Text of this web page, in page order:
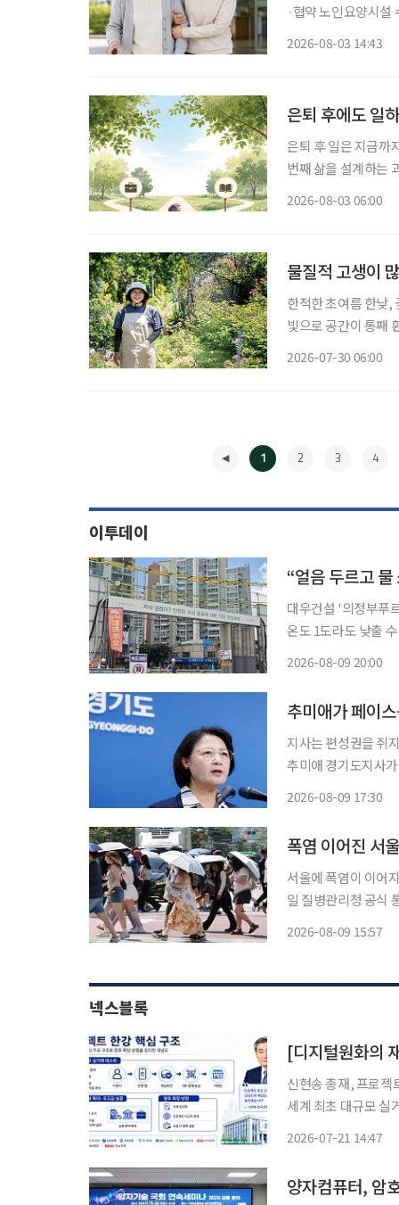
·협약 노인요양시설
2026-08-03 14:43
은퇴 후에도 일
은퇴 후 일은 지금까
번째 삶을 설계하는 과정이다. 은퇴를 앞뒀거나 회사를 나온 뒤
2026-08-03 06:00
물질적 고생이
한적한 초여름 한낮,
빛으로 공간이 통째
2026-07-30 06:00
1 2 3 4
이투데이
“얼음 두르고
대우건설 '의정부푸르지오클라
온도 1도라도 낮출 수 있다면….” 7일 경기도 의정부시 금
2026-08-09 20:00
지사는 편성권을 쥐지만, 추경
추미애 경기도지사
2026-08-09 17:30
폭염 이어진 서
서울에 폭염이 이어
일 질병관리청 공식
2026-08-09 15:57
넥스블록
신현송 총재, 프로젝
세계 최초 대규모 실
2026-07-21 14:47
양자컴퓨터, 암